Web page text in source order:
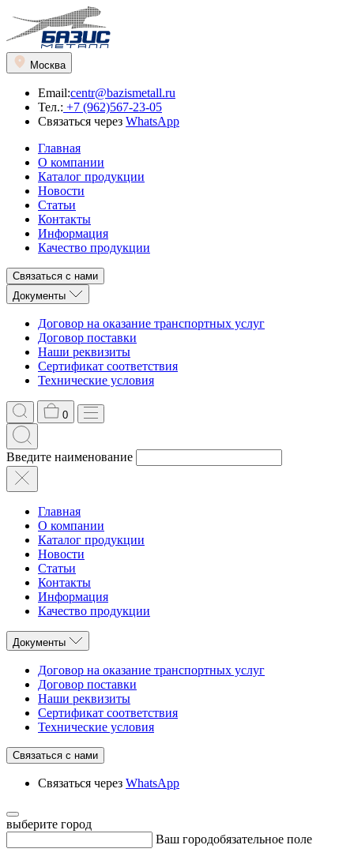
Москва
Email:centr@bazismetall.ru
Тел.: +7 (962)567-23-05
Связаться через WhatsApp
Главная
О компании
Каталог продукции
Новости
Статьи
Контакты
Информация
Качество продукции
Связаться с нами
Документы
Договор на оказание транспортных услуг
Договор поставки
Наши реквизиты
Сертификат соответствия
Технические условия
0
Введите наименование
Главная
О компании
Каталог продукции
Новости
Статьи
Контакты
Информация
Качество продукции
Документы
Договор на оказание транспортных услуг
Договор поставки
Наши реквизиты
Сертификат соответствия
Технические условия
Связаться с нами
Связаться через WhatsApp
выберите город
Ваш городобязательное поле